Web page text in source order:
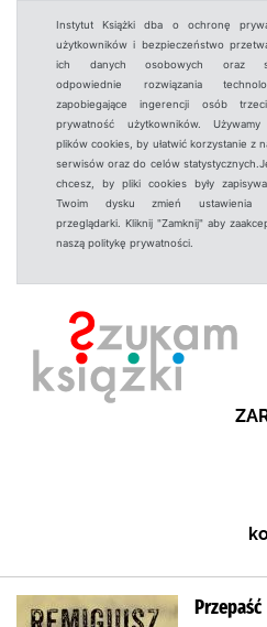
Instytut Książki dba o ochronę
użytkowników i bezpieczeństwo
ich danych osobowych oraz
odpowiednie rozwiązania
zapobiegające ingerencji osób
prywatność użytkowników.
plików cookies, by ułatwić korzystanie z
serwisów oraz do celów
chcesz, by pliki cookies były
Twoim dysku zmień ustawienia
przeglądarki. Kliknij "Zamknij" aby
naszą politykę prywatności.
Przepaść